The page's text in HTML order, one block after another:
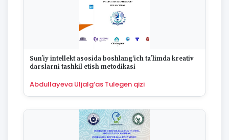
Sun’iy intellekt asosida boshlang‘ich ta’limda kreativ
darslarni tashkil etish metodikasi
Abdullayeva Uljalg‘as Tulegen qizi